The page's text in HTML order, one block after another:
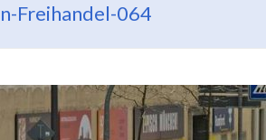
Freihandel-064